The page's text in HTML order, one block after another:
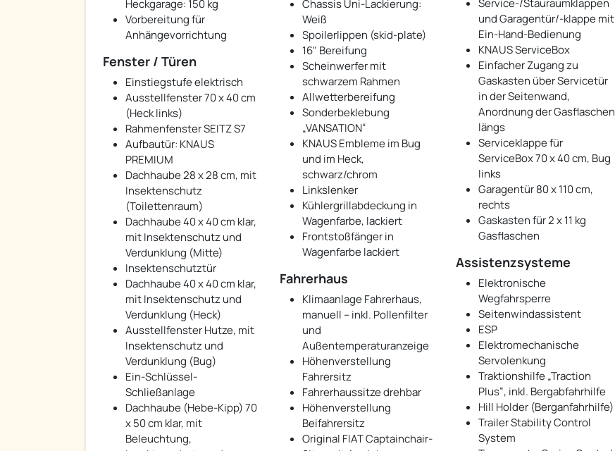
Service-/Stauraumklappen
und Garagentür/-klappe mit
Ein-Hand-Bedienung
KNAUS ServiceBox
Einfacher Zugang zu
Gaskasten über Servicetür
in der Seitenwand,
Anordnung der Gasflaschen
längs
Serviceklappe für
ServiceBox 70 x 40 cm, Bug
links
Garagentür 80 x 110 cm,
rechts
Gaskasten für 2 x 11 kg
Gasflaschen
Chassis Uni-Lackierung:
Weiß
Spoilerlippen (skid-plate)
16" Bereifung
Scheinwerfer mit
schwarzem Rahmen
Allwetterbereifung
Sonderbeklebung
„VANSATION“
KNAUS Embleme im Bug
und im Heck,
schwarz/chrom
Linkslenker
Kühlergrillabdeckung in
Wagenfarbe, lackiert
Frontstoßfänger in
Wagenfarbe lackiert
Heckgarage: 150 kg
Vorbereitung für
Anhängevorrichtung
Fenster / Türen
Einstiegstufe elektrisch
Ausstellfenster 70 x 40 cm
(Heck links)
Rahmenfenster SEITZ S7
Aufbautür: KNAUS
PREMIUM
Dachhaube 28 x 28 cm, mit
Insektenschutz
(Toilettenraum)
Dachhaube 40 x 40 cm klar,
mit Insektenschutz und
Verdunklung (Mitte)
Insektenschutztür
Dachhaube 40 x 40 cm klar,
mit Insektenschutz und
Verdunklung (Heck)
Ausstellfenster Hutze, mit
Insektenschutz und
Verdunklung (Bug)
Ein-Schlüssel-
Schließanlage
Dachhaube (Hebe-Kipp) 70
x 50 cm klar, mit
Beleuchtung,
Assistenzsysteme
Elektronische
Wegfahrsperre
Seitenwindassistent
ESP
Elektromechanische
Servolenkung
Traktionshilfe „Traction
Plus“, inkl. Bergabfahrhilfe
Hill Holder (Berganfahrhilfe)
Trailer Stability Control
System
Fahrerhaus
Klimaanlage Fahrerhaus,
manuell – inkl. Pollenfilter
und
Außentemperaturanzeige
Höhenverstellung
Fahrersitz
Fahrerhaussitze drehbar
Höhenverstellung
Beifahrersitz
Original FIAT Captainchair-